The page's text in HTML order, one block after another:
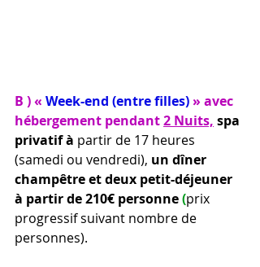
B ) « Week-end (entre filles) » avec
hébergement pendant 2 Nuits, spa
privatif à partir de 17 heures
(samedi ou vendredi), un dîner
champêtre et deux petit-déjeuner
à partir de 210€ personne (prix
progressif suivant nombre de
personnes).